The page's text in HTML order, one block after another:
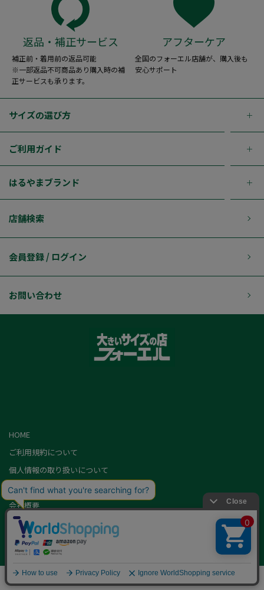
返品・補正サービス
補正前・着用前の返品可能
※一部返品不可商品あり購入時の補
正サービスも承ります。
アフターケア
全国のフォーエル店舗が、購入後も
安心サポート
サイズの選び方
ご利用ガイド
はるやまブランド
店舗検索
会員登録 / ログイン
お問い合わせ
HOME
ご利用規約について
個人情報の取り扱いについて
特定商取引に基づく表記
会社概要
カード会員（情報変更/ポイント照会）
お問い合わせ
Copyright,FOEL All rights Reserved.